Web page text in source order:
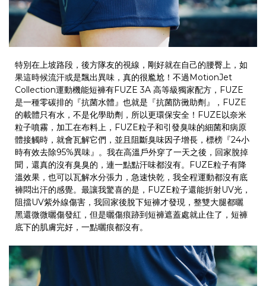
特別在上坡路段，後方隊友的視線，剛好就在自己的腰臀上，如
果這時候流汗或是飄出異味，真的很尷尬！不過MotionJet
Collection運動機能短褲有FUZE 3A 高等級獨家配方， FUZE
是一種零碳排的『抗菌水體』也就是『抗菌防黴助劑』， FUZE
的載體只有水，不是化學助劑，所以更環保安全！ FUZE以奈米
粒子噴霧，加工在布料上， FUZE粒子和引發臭味的細菌和病原
體接觸時，就會瓦解它們，並且阻斷臭味因子增長，標榜『24小
時有效去除95%異味』。我在高溫戶外穿了一天之後，回家脫掉
聞，還真的沒有臭臭的，連一點點汗味都沒有。 FUZE粒子有降
溫效果，也可以瓦解水分張力，急速快乾，我全程運動都沒有底
褲悶出汗的感覺。最讓我驚喜的是， FUZE粒子還能折射UV光，
阻擋UV紫外線傷害，我回家後脫下短褲才發現，整雙大腿都曬
黑還微微曬傷發紅，但是曬傷痕跡到短褲遮蓋處就止住了，短褲
底下的肌膚完好，一點曬痕都沒有。